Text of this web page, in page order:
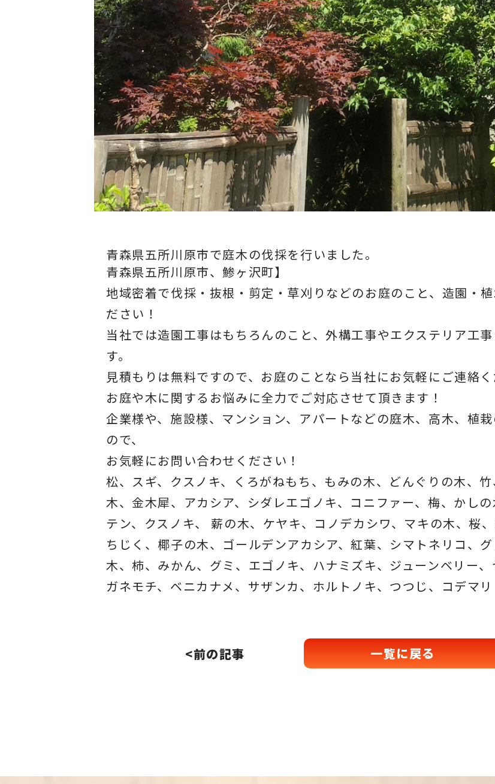
青森県五所川原市で庭木の伐採を行いました。
青森県五所川原市、鯵ヶ沢町】
地域密着で伐採・抜根・剪定・草刈りなどのお庭のこと、造園・
ださい！
当社では造園工事はもちろんのこと、外構工事やエクステリア工
す。
見積もりは無料ですので、お庭のことなら当社にお気軽にご連絡く
お庭や木に関するお悩みに全力でご対応させて頂きます！
企業様や、施設様、マンション、アパートなどの庭木、高木、植
ので、
お気軽にお問い合わせください！
松、スギ、クスノキ、くろがねもち、もみの木、どんぐりの木、
木、金木犀、アカシア、シダレエゴノキ、コニファー、梅、かし
テン、クスノキ、 薪の木、ケヤキ、コノデカシワ、マキの木、桜
ちじく、椰子の木、ゴールデンアカシア、紅葉、シマトネリコ、
木、柿、みかん、グミ、エゴノキ、ハナミズキ、ジューンベリー
ガネモチ、ベニカナメ、サザンカ、ホルトノキ、つつじ、コデマリ
<前の記事 一覧に戻る